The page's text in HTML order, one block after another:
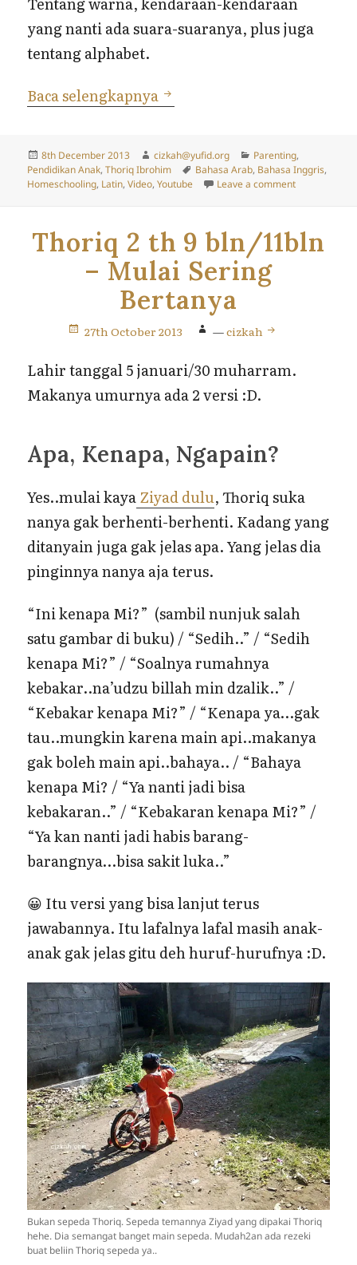
yang nanti ada suara-suaranya, plus juga
tentang alphabet.
Baca selengkapnya “Double U…”
Posted
on
8th December 2013 Author
cizkah@yufid.org Categories
Parenting,
Pendidikan Anak,Thoriq Ibrohim Tags
Bahasa Arab, Bahasa Inggris,
Homeschooling, Latin,Video,Youtube Leave a commenton “Double
Thoriq 2 th 9 bln/11bln
– Mulai Sering
Bertanya
27th October 2013 —cizkah
Lahir tanggal 5 januari/30 muharram.
Makanya umurnya ada 2 versi :D.
Apa, Kenapa, Ngapain?
Yes..mulai kayaZiyad dulu, Thoriq suka
nanya gak berhenti-berhenti. Kadang yang
ditanyain juga gak jelas apa. Yang jelas dia
pinginnya nanya aja terus.
“Ini kenapa Mi?” (sambil nunjuk salah
satu gambar di buku) / “Sedih..” / “Sedih
kenapa Mi?” / “Soalnya rumahnya
kebakar..na’udzu billah min dzalik..” /
“Kebakar kenapa Mi?” / “Kenapa ya…gak
tau..mungkin karena main api..makanya
gak boleh main api..bahaya.. / “Bahaya
kenapa Mi? / “Ya nanti jadi bisa
kebakaran..” / “Kebakaran kenapa Mi?” /
“Ya kan nanti jadi habis barang-
barangnya…bisa sakit luka..”
😀 Itu versi yang bisa lanjut terus
jawabannya. Itu lafalnya lafal masih anak-
anak gak jelas gitu deh huruf-hurufnya :D.
Bukan sepeda Thoriq. Sepeda temannya Ziyad yang dipakai Thoriq
hehe. Dia semangat banget main sepeda. Mudah2an ada rezeki
buat beliin Thoriq sepeda ya..